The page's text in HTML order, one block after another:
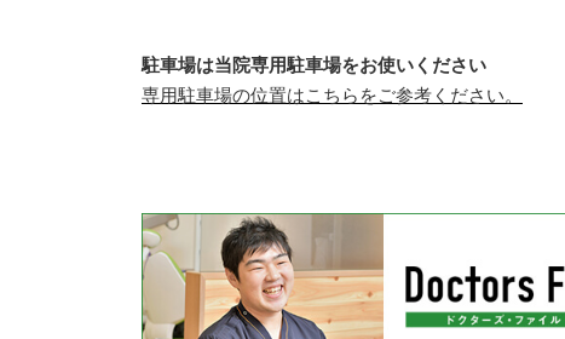
駐車場は当院専用駐車場をお使いください
専用駐車場の位置はこちらをご参考ください。